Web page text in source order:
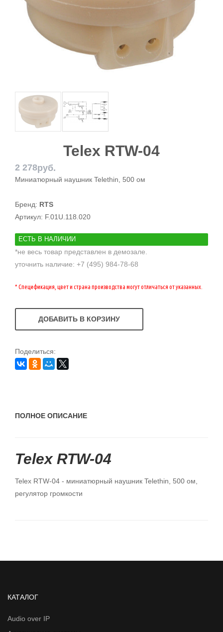
Telex RTW-04
2 278руб.
Миниатюрный наушник Telethin, 500 ом
Бренд: RTS
Артикул: F.01U.118.020
ЕСТЬ В НАЛИЧИИ
*не весь товар представлен в демозале.
уточнить наличие: +7 (495) 984-78-68
* Спецификация, цвет и страна производства могут отличаться от указанных.
ДОБАВИТЬ В КОРЗИНУ
Поделиться:
ПОЛНОЕ ОПИСАНИЕ
Telex RTW-04
Telex RTW-04 - миниатюрный наушник Telethin, 500 ом,
регулятор громкости
КАТАЛОГ
Audio over IP